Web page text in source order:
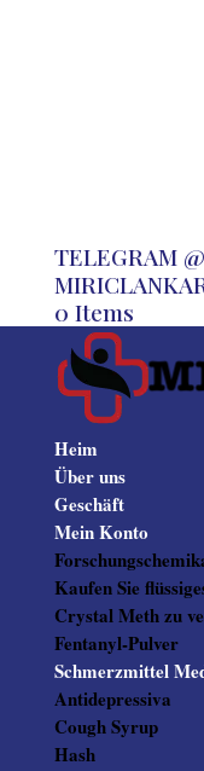
TELEGRAM
0 Items
Heim
Über uns
Geschäft
Mein Konto
Kaufen Sie
Crystal Meth zu
Fentanyl-Pulver
Schmerzmittel
Antidepressiva
Cough Syrup
Hash